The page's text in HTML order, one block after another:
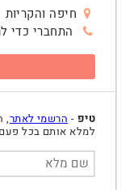
חיפה והקריות
התחברי כדי
טיפ - הרשמי לאתר,
למלא אותם בכל